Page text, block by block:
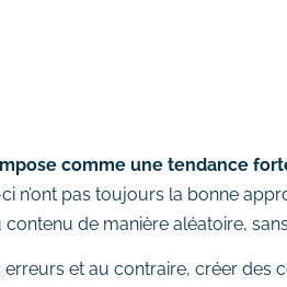
comme une tendance
n’ont pas toujours la bonne
de manière aléatoire,
et au contraire, créer des